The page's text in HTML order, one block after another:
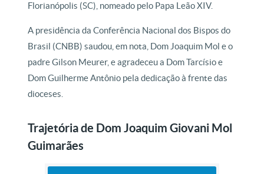
Florianópolis (SC), nomeado pelo Papa Leão XIV.
A presidência da Conferência Nacional dos Bispos do
Brasil (CNBB) saudou, em nota, Dom Joaquim Mol e o
padre Gilson Meurer, e agradeceu a Dom Tarcísio e
Dom Guilherme Antônio pela dedicação à frente das
dioceses.
Trajetória de Dom Joaquim Giovani Mol
Guimarães